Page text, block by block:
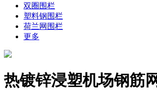
双圈围栏
塑料钢围栏
荷兰网围栏
更多
热镀锌浸塑机场钢筋